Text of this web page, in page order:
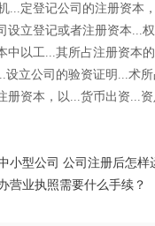
...定登记公司的注册资本
设立登记或者注册资本...
中以工...其所占注册资本
设立公司的验资证明...术
册资本，以...货币出资...资
小型公司 公司注册后怎样
营业执照需要什么手续？